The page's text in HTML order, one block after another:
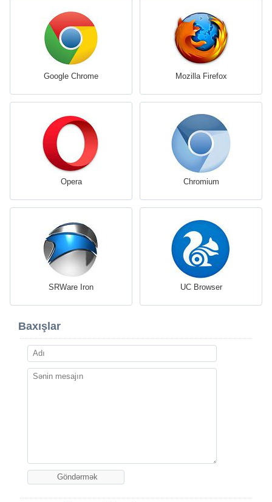
Google Chrome Mozilla Firefox
Opera Chromium
SRWare Iron UC Browser
Baxışlar